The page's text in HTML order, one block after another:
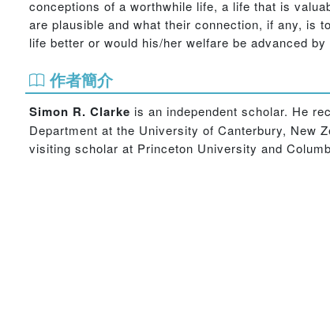
conceptions of a worthwhile life, a life that is
are plausible and what their connection, if any, is
life better or would his/her welfare be advanced
作者簡介
Simon R. Clarke is an independent scholar. He
Department at the University of Canterbury, New
visiting scholar at Princeton University and